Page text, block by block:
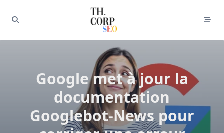
Google met à jour la
documentation
Googlebot-News pour